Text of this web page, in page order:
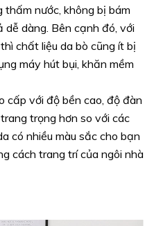
thấm nước, không bị bám
dễ dàng. Bên cạnh đó, với
chất liệu da bò cũng ít bị
máy hút bụi, khăn mềm
cấp với độ bền cao, độ đàn
trọng hơn so với các
có nhiều màu sắc cho bạn
cách trang trí của ngôi nhà